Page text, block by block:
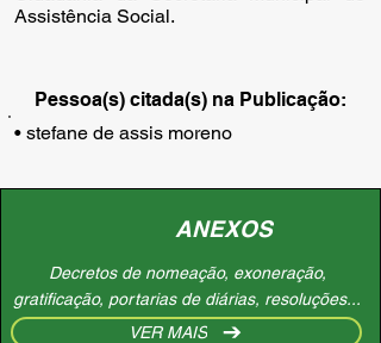
Assistência Social.
Pessoa(s) citada(s) na Publicação:
• stefane de assis moreno
ANEXOS
Decretos de nomeação, exoneração,
gratificação, portarias de diárias, resoluções...
VER MAIS